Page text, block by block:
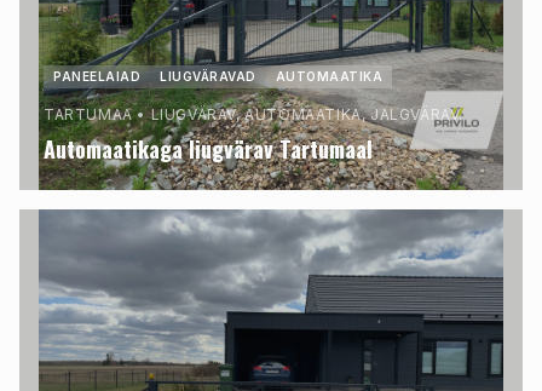
PANEELAIAD LIUGVÄRAVAD AUTOMAATIKA
TARTUMAA•LIUGVÄRAV, AUTOMAATIKA, JALGVÄRAV.
Automaatikaga liugvärav Tartumaal